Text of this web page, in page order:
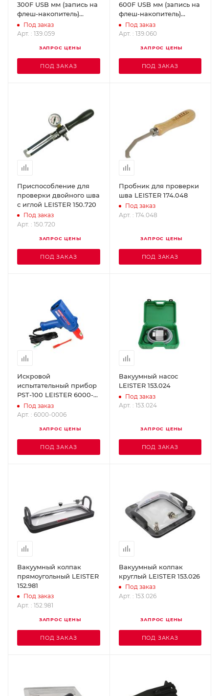
300F USB мм (запись на
флеш-накопитель)
LEISTER 139.059
Под заказ
Арт. : 139.059
ЗАПРОС ЦЕНЫ
ПОД ЗАКАЗ
600F USB мм (запись на
флеш-накопитель)
LEISTER 139.060
Под заказ
Арт. : 139.060
ЗАПРОС ЦЕНЫ
ПОД ЗАКАЗ
Приспособление для
проверки двойного шва
с иглой LEISTER 150.720
Под заказ
Арт. : 150.720
ЗАПРОС ЦЕНЫ
ПОД ЗАКАЗ
Пробник для проверки
шва LEISTER 174.048
Под заказ
Арт. : 174.048
ЗАПРОС ЦЕНЫ
ПОД ЗАКАЗ
Искровой
испытательный прибор
РST-100 LEISTER 6000-
0006
Под заказ
Арт. : 6000-0006
ЗАПРОС ЦЕНЫ
ПОД ЗАКАЗ
Вакуумный насос
LEISTER 153.024
Под заказ
Арт. : 153.024
ЗАПРОС ЦЕНЫ
ПОД ЗАКАЗ
Вакуумный колпак
прямоугольный LEISTER
152.981
Под заказ
Арт. : 152.981
ЗАПРОС ЦЕНЫ
ПОД ЗАКАЗ
Вакуумный колпак
круглый LEISTER 153.026
Под заказ
Арт. : 153.026
ЗАПРОС ЦЕНЫ
ПОД ЗАКАЗ